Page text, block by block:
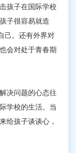
孩子在国际学校
子很容易就造
己。还有外界对
会对处于青春期
决问题的心态往
学校的生活。当
给孩子谈谈心，